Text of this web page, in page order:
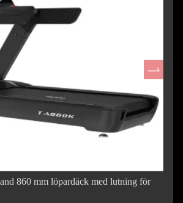
860 mm löpardäck med lutning för